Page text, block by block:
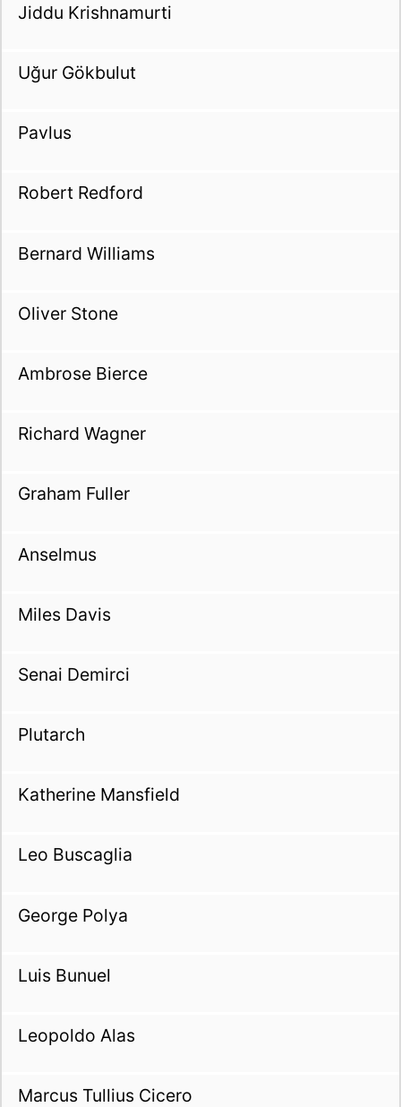
Jiddu Krishnamurti
Uğur Gökbulut
Pavlus
Robert Redford
Bernard Williams
Oliver Stone
Ambrose Bierce
Richard Wagner
Graham Fuller
Anselmus
Miles Davis
Senai Demirci
Plutarch
Katherine Mansfield
Leo Buscaglia
George Polya
Luis Bunuel
Leopoldo Alas
Marcus Tullius Cicero